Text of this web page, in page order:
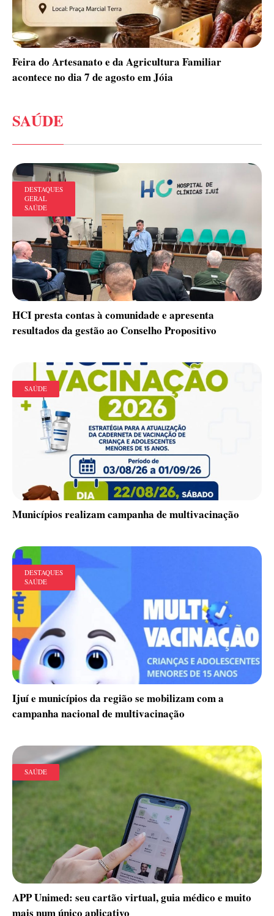
Feira do Artesanato e da Agricultura Familiar
acontece no dia 7 de agosto em Jóia
SAÚDE
DESTAQUES
GERAL
SAÚDE
HCI presta contas à comunidade e apresenta
resultados da gestão ao Conselho Propositivo
SAÚDE
Municípios realizam campanha de multivacinação
DESTAQUES
SAÚDE
Ijuí e municípios da região se mobilizam com a
campanha nacional de multivacinação
SAÚDE
APP Unimed: seu cartão virtual, guia médico e muito
mais num único aplicativo